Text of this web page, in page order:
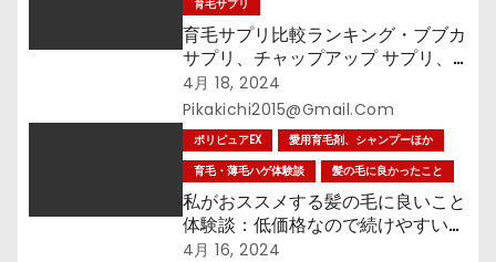
育毛サプリ
育毛サプリ比較ランキング・ブブカ
サプリ、チャップアップ サプリ、
ポリピュアEX サプリ、育毛サプリ
お買い得はコレだ!
4月 18, 2024
Pikakichi2015@gmail.com
ポリピュアEX
愛用育毛剤、シャンプーほか
育毛・薄毛ハゲ体験談
髪の毛に良かったこと
私がおススメする髪の毛に良いこと
体験談：低価格なので続けやすいポ
リピュアEX
4月 16, 2024